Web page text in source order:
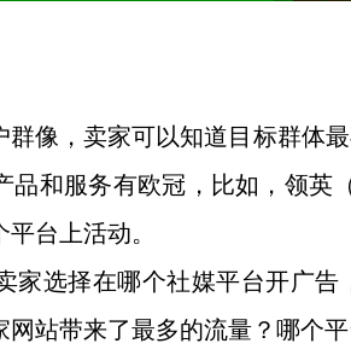
像，卖家可以知道目标群体
品和服务有欧冠，比如，领英
台上活动。
家选择在哪个社媒平台开广
站带来了最多的流量？哪个